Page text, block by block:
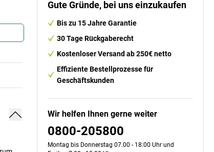
Gute Gründe, bei uns einzukaufen
Bis zu 15 Jahre Garantie
30 Tage Rückgaberecht
Kostenloser Versand ab 250€ netto
Effiziente Bestellprozesse für
Geschäftskunden
Wir helfen Ihnen gerne weiter
0800-205800
Montag bis Donnerstag 07.00 - 18:00 Uhr und